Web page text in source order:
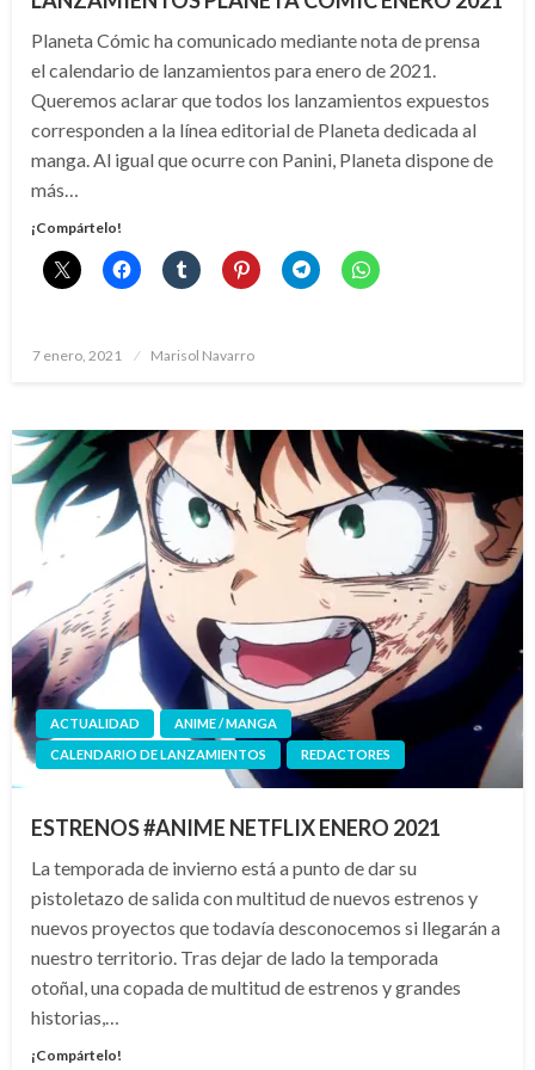
Planeta Cómic ha comunicado mediante nota de prensa
el calendario de lanzamientos para enero de 2021.
Queremos aclarar que todos los lanzamientos expuestos
corresponden a la línea editorial de Planeta dedicada al
manga. Al igual que ocurre con Panini, Planeta dispone de
más…
¡Compártelo!
Publicado
7 enero, 2021 Marisol Navarro
ACTUALIDAD
ANIME / MANGA
CALENDARIO DE LANZAMIENTOS
REDACTORES
ESTRENOS #ANIME NETFLIX ENERO 2021
La temporada de invierno está a punto de dar su
pistoletazo de salida con multitud de nuevos estrenos y
nuevos proyectos que todavía desconocemos si llegarán a
nuestro territorio. Tras dejar de lado la temporada
otoñal, una copada de multitud de estrenos y grandes
historias,…
¡Compártelo!